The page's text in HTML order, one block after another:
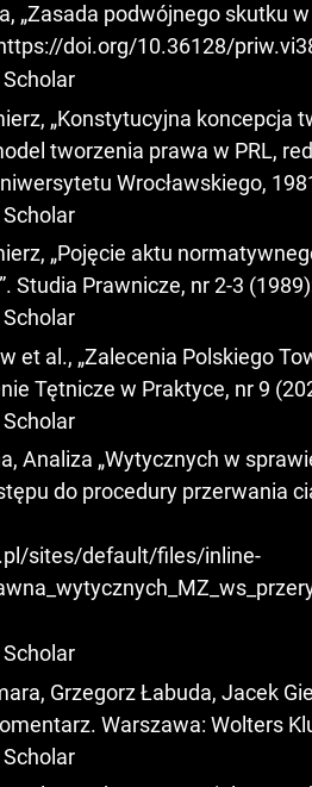
„Zasada podwójnego skutku
doi.org/10.36128/
„Konstytucyjna koncepcja
tworzenia prawa w PRL,
Wrocławskiego,
„Pojęcie aktu
Studia Prawnicze, nr 2-3
et al., „Zalecenia Polskiego
Tętnicze w Praktyce, nr 9
Analiza „Wytycznych w
do procedury przerwania
sites/default/files/inline-
Grzegorz Łabuda, Jacek
Warszawa: Wolters